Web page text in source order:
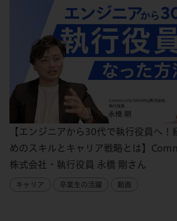
【エンジニアから30代で執行役員へ！
めのスキルとキャリア戦略とは】
株式会社・執行役員 永橋 剛さん
キャリア 卒業生の活躍 動画